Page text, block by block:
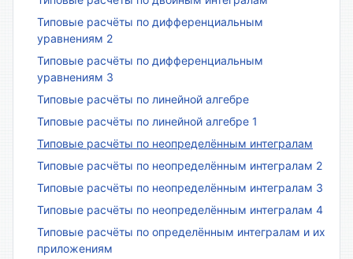
Типовые расчёты по дифференциальным
уравнениям 2
Типовые расчёты по дифференциальным
уравнениям 3
Типовые расчёты по линейной алгебре
Типовые расчёты по линейной алгебре 1
Типовые расчёты по неопределённым интегралам
Типовые расчёты по неопределённым интегралам 2
Типовые расчёты по неопределённым интегралам 3
Типовые расчёты по неопределённым интегралам 4
Типовые расчёты по определённым интегралам и их
приложениям